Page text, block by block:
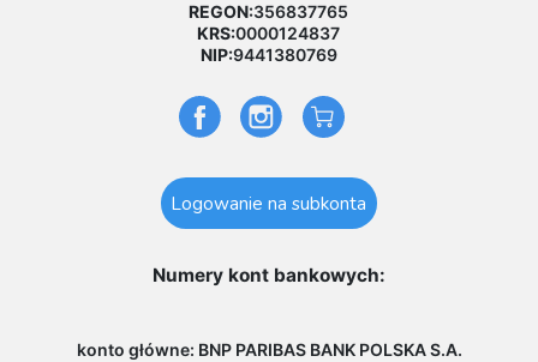
REGON:356837765
KRS:0000124837
NIP:9441380769
Logowanie na subkonta
Numery kont bankowych:
konto główne: BNP PARIBAS BANK POLSKA S.A.